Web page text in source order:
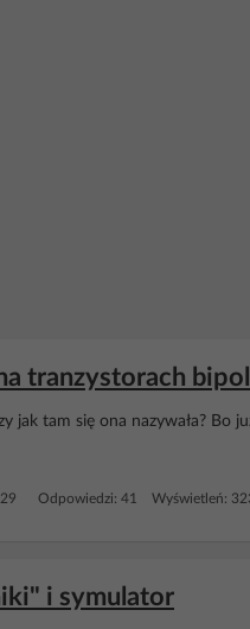
tranzystorach
jak tam się ona nazywała? Bo
Odpowiedzi: 41 Wyświetleń:
i symulator